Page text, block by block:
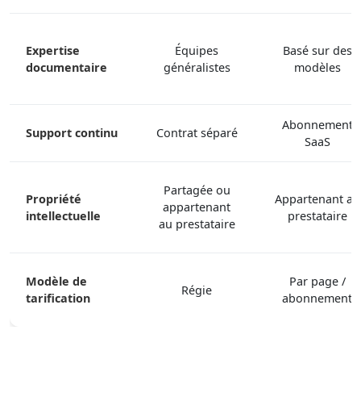
Expertise
documentaire
Équipes
généralistes
Basé sur des
modèles
Support continu Contrat séparé
Abonnement
SaaS
Propriété
intellectuelle
Partagée ou
appartenant
au prestataire
Appartenant au
prestataire
Modèle de
tarification
Régie
Par page /
abonnement